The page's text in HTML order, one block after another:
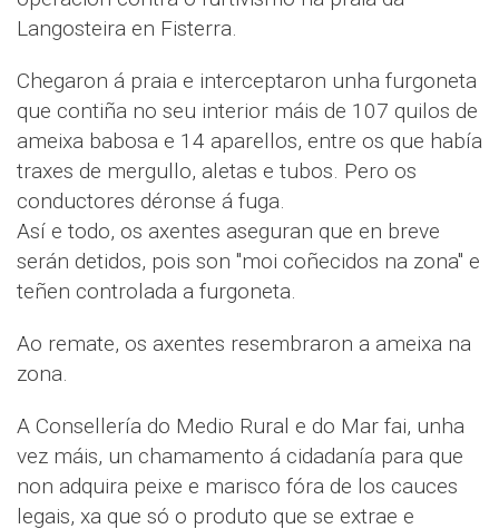
Langosteira en Fisterra.
Chegaron á praia e interceptaron unha furgoneta
que contiña no seu interior máis de 107 quilos de
ameixa babosa e 14 aparellos, entre os que había
traxes de mergullo, aletas e tubos. Pero os
conductores déronse á fuga.
Así e todo, os axentes aseguran que en breve
serán detidos, pois son "moi coñecidos na zona" e
teñen controlada a furgoneta.
Ao remate, os axentes resembraron a ameixa na
zona.
A Consellería do Medio Rural e do Mar fai, unha
vez máis, un chamamento á cidadanía para que
non adquira peixe e marisco fóra de los cauces
legais, xa que só o produto que se extrae e